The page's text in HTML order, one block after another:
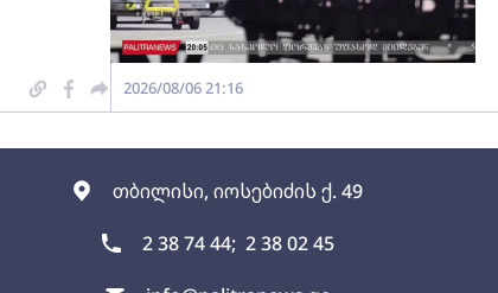
თბილისი, იოსებიძის ქ. 49
2 38 74 44; 2 38 02 45
2026/08/06 21:16